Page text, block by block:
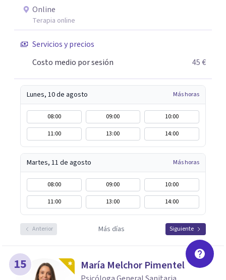
acompañarte en tu camino hacia el bienestar y el
equilibrio que buscas.
Online
Terapia online
Servicios y precios
Costo medio por sesión
45 €
Lunes, 10 de agosto Más horas
08:00 09:00
10:00
11:00
13:00 14:00
Martes, 11 de agosto Más horas
08:00 09:00
10:00
11:00
13:00 14:00
Anterior Más días Siguiente
15 María Melchor Pimentel